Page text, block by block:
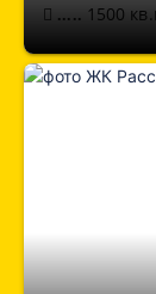
..... 1500